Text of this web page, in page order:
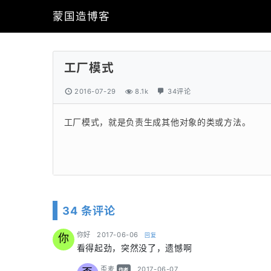
蒙国造博客
工厂模式
2016-07-29 8.1k 34评论
工厂模式，就是负责生成其他对象的类或方法。
34 条评论
你 你好 says:
2017-06-06 回复
看得起劲，突然没了，遗憾啊
歪麦 says:
作者 2017-06-07